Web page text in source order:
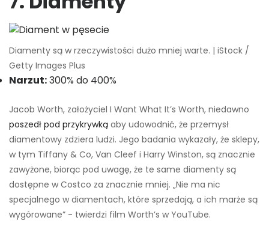
Diamenty są w rzeczywistości dużo mniej warte. | iStock /
Getty Images Plus
Narzut:300% do 400%
Jacob Worth, założyciel I Want What It’s Worth, niedawno
poszedł pod przykrywką aby udowodnić, że przemysł
diamentowy zdziera ludzi. Jego badania wykazały, że sklepy,
w tym Tiffany & Co, Van Cleef i Harry Winston, są znacznie
zawyżone, biorąc pod uwagę, że te same diamenty są
dostępne w Costco za znacznie mniej. „Nie ma nic
specjalnego w diamentach, które sprzedają, a ich marże są
wygórowane” - twierdzi film Worth’s w YouTube.